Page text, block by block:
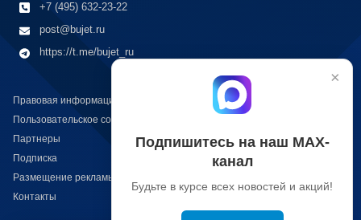
+7 (495) 632-23-22
post@bujet.ru
https://t.me/bujet_ru
Правовая информация
Пользовательское соглашение
Партнеры
Подписка
Размещение рекламы
Контакты
×
Подпишитесь на наш МАХ-
канал
Будьте в курсе всех новостей и акций!